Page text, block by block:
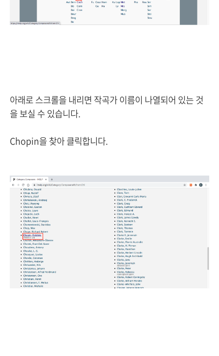
아래로 스크롤을 내리면 작곡가 이름이 나열되어 있는 것
을 보실 수 있습니다.
Chopin을 찾아 클릭합니다.